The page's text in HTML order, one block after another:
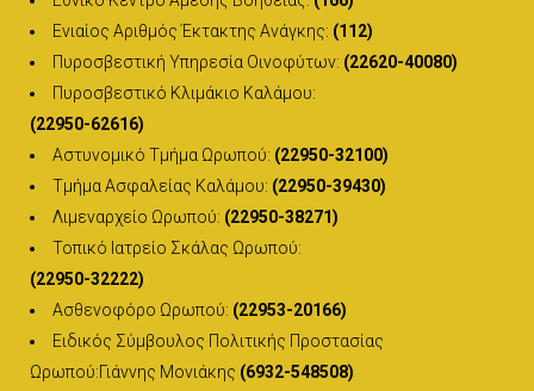
Ενιαίος Αριθμός Έκτακτης Ανάγκης: (112)
Πυροσβεστική Υπηρεσία Οινοφύτων: (22620-40080)
Πυροσβεστικό Κλιμάκιο Καλάμου:
(22950-62616)
Αστυνομικό Τμήμα Ωρωπού: (22950-32100)
Τμήμα Ασφαλείας Καλάμου: (22950-39430)
Λιμεναρχείο Ωρωπού: (22950-38271)
Τοπικό Ιατρείο Σκάλας Ωρωπού:
(22950-32222)
Ασθενοφόρο Ωρωπού: (22953-20166)
Ειδικός Σύμβουλος Πολιτικής Προστασίας
Ωρωπού:Γιάννης Μονιάκης (6932-548508)